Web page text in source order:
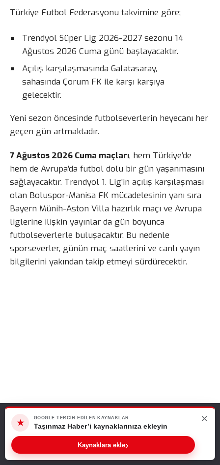
Türkiye Futbol Federasyonu takvimine göre;
Trendyol Süper Lig 2026-2027 sezonu 14
Ağustos 2026 Cuma günü başlayacaktır.
Açılış karşılaşmasında Galatasaray,
sahasında Çorum FK ile karşı karşıya
gelecektir.
Yeni sezon öncesinde futbolseverlerin heyecanı her
geçen gün artmaktadır.
7 Ağustos 2026 Cuma maçları, hem Türkiye’de
hem de Avrupa’da futbol dolu bir gün yaşanmasını
sağlayacaktır. Trendyol 1. Lig’in açılış karşılaşması
olan Boluspor-Manisa FK mücadelesinin yanı sıra
Bayern Münih-Aston Villa hazırlık maçı ve Avrupa
liglerine ilişkin yayınlar da gün boyunca
futbolseverlerle buluşacaktır. Bu nedenle
sporseverler, günün maç saatlerini ve canlı yayın
bilgilerini yakından takip etmeyi sürdürecektir.
Web sitemizde size en iyi deneyimi sunabilmemiz için çerezleri
kullanıyoruz. Bu siteyi kullanmaya devam ederseniz, bunu kabul
ettiğinizi varsayarız.
Tamam
★
GOOGLE TERCIH EDILEN KAYNAKLAR
Taşınmaz Haber’i kaynaklarınıza ekleyin
Kaynaklara ekle›
×